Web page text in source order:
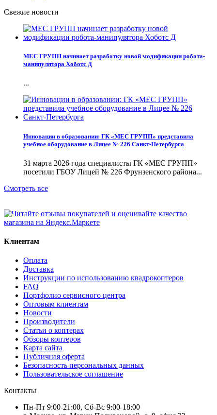
Свежие новости
МЕС ГРУПП начинает разработку новой модификации робота-
манипулятора Хоботс Д
...
Инновации в образовании: ГК «МЕС ГРУПП» представила
учебное оборудование в Лицее № 226 Санкт-Петербурга
31 марта 2026 года специалисты ГК «МЕС ГРУПП»
посетили ГБОУ Лицей № 226 Фрунзенского района...
Смотреть все
Клиентам
Оплата
Доставка
Инструкции по использованию квадрокоптеров
FAQ
Портфолио сервисного центра
Оптовым клиентам
Новости
Производители
Статьи о коптерах
Обзоры коптеров
Карта сайта
Публичная оферта
Безопасность персональных данных
Пользовательское соглашение
Контакты
Пн-Пт 9:00-21:00, Сб-Вс 9:00-18:00